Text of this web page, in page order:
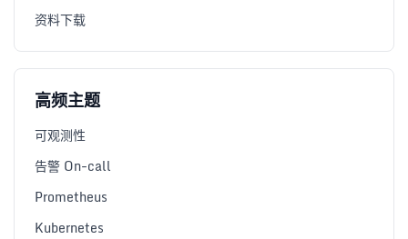
资料下载
高频主题
可观测性
告警 On-call
Prometheus
Kubernetes